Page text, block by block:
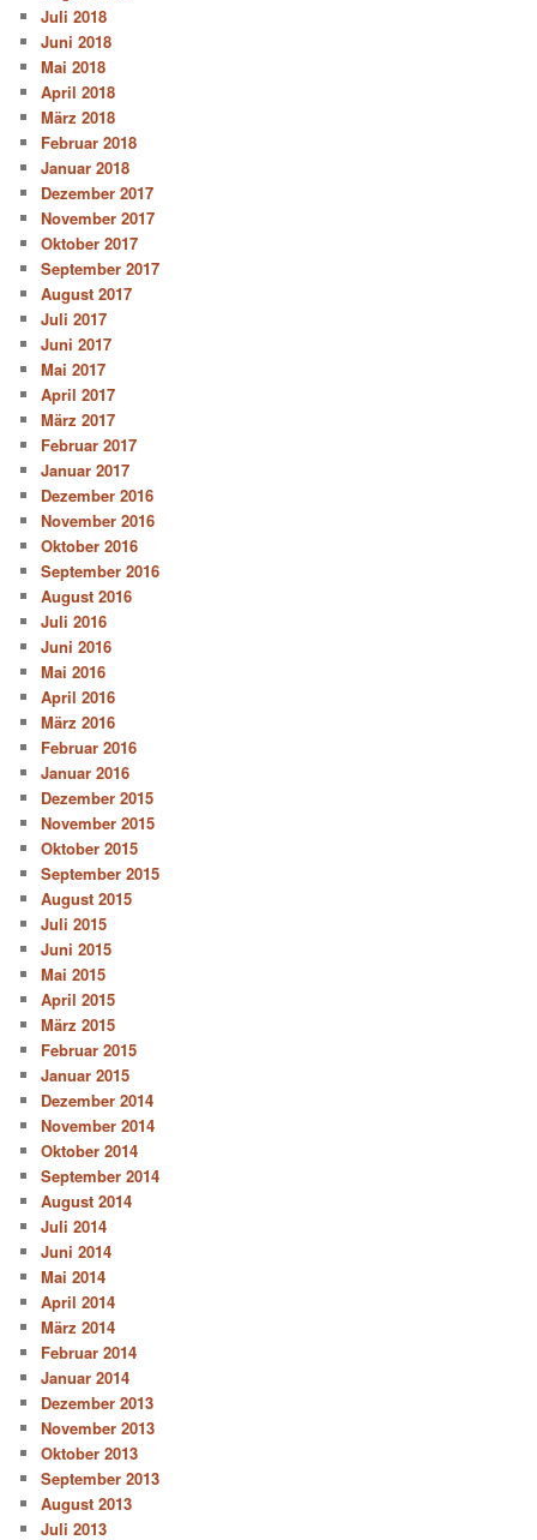
Juli 2018
Juni 2018
Mai 2018
April 2018
März 2018
Februar 2018
Januar 2018
Dezember 2017
November 2017
Oktober 2017
September 2017
August 2017
Juli 2017
Juni 2017
Mai 2017
April 2017
März 2017
Februar 2017
Januar 2017
Dezember 2016
November 2016
Oktober 2016
September 2016
August 2016
Juli 2016
Juni 2016
Mai 2016
April 2016
März 2016
Februar 2016
Januar 2016
Dezember 2015
November 2015
Oktober 2015
September 2015
August 2015
Juli 2015
Juni 2015
Mai 2015
April 2015
März 2015
Februar 2015
Januar 2015
Dezember 2014
November 2014
Oktober 2014
September 2014
August 2014
Juli 2014
Juni 2014
Mai 2014
April 2014
März 2014
Februar 2014
Januar 2014
Dezember 2013
November 2013
Oktober 2013
September 2013
August 2013
Juli 2013